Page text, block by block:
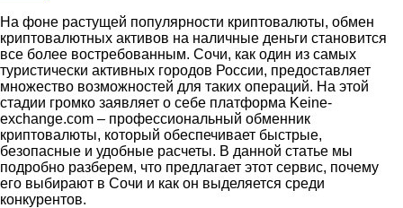
На фоне растущей популярности криптовалюты, обмен
криптовалютных активов на наличные деньги становится
все более востребованным. Сочи, как один из самых
туристически активных городов России, предоставляет
множество возможностей для таких операций. На этой
стадии громко заявляет о себе платформа Keine-
exchange.com – профессиональный обменник
криптовалюты, который обеспечивает быстрые,
безопасные и удобные расчеты. В данной статье мы
подробно разберем, что предлагает этот сервис, почему
его выбирают в Сочи и как он выделяется среди
конкурентов.